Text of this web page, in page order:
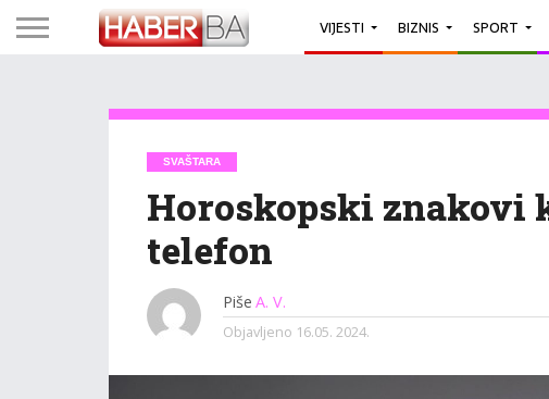
VIJESTI BIZNIS SPORT
SVAŠTARA
Horoskopski znakovi
telefon
Piše A. V.
Objavljeno 16.05. 2024.